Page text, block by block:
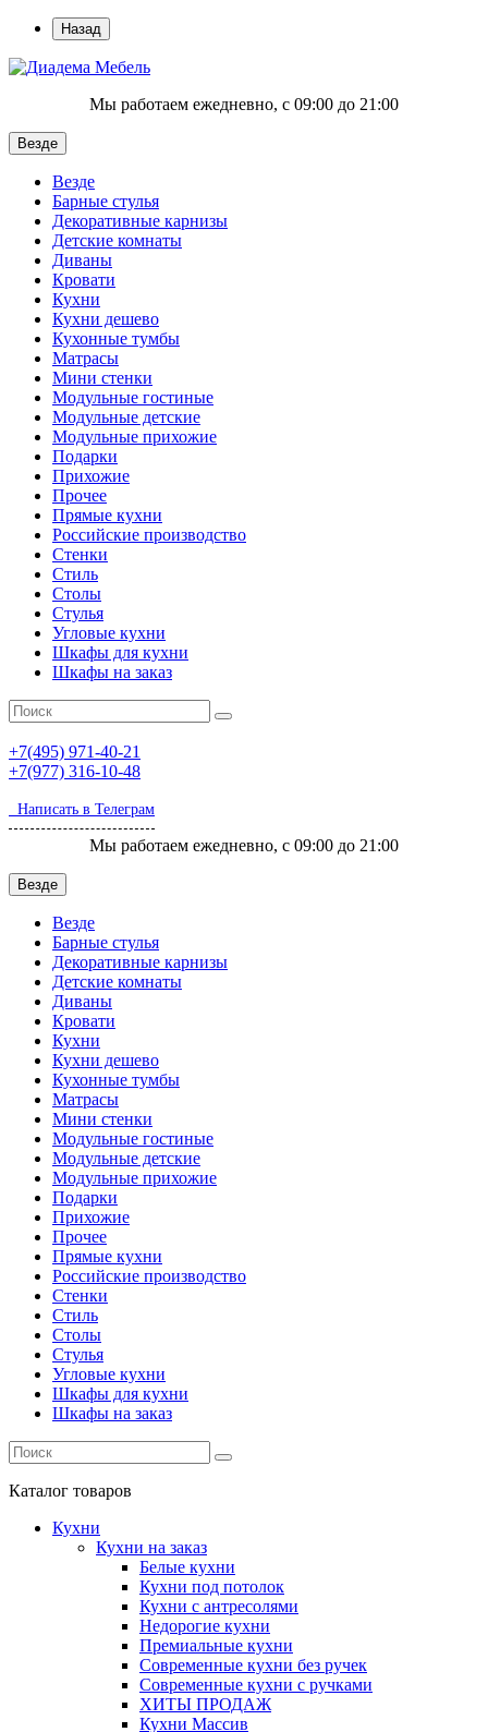
Назад
Мы работаем ежедневно, с 09:00 до 21:00
Везде
Везде
Барные стулья
Декоративные карнизы
Детские комнаты
Диваны
Кровати
Кухни
Кухни дешево
Кухонные тумбы
Матрасы
Мини стенки
Модульные гостиные
Модульные детские
Модульные прихожие
Подарки
Прихожие
Прочее
Прямые кухни
Российские производство
Стенки
Стиль
Столы
Стулья
Угловые кухни
Шкафы для кухни
Шкафы на заказ
+7(495) 971-40-21
+7(977) 316-10-48
Написать в Телеграм
Мы работаем ежедневно, с 09:00 до 21:00
Везде
Везде
Барные стулья
Декоративные карнизы
Детские комнаты
Диваны
Кровати
Кухни
Кухни дешево
Кухонные тумбы
Матрасы
Мини стенки
Модульные гостиные
Модульные детские
Модульные прихожие
Подарки
Прихожие
Прочее
Прямые кухни
Российские производство
Стенки
Стиль
Столы
Стулья
Угловые кухни
Шкафы для кухни
Шкафы на заказ
Каталог товаров
Кухни
Кухни на заказ
Белые кухни
Кухни под потолок
Кухни с антресолями
Недорогие кухни
Премиальные кухни
Современные кухни без ручек
Современные кухни с ручками
ХИТЫ ПРОДАЖ
Кухни Массив